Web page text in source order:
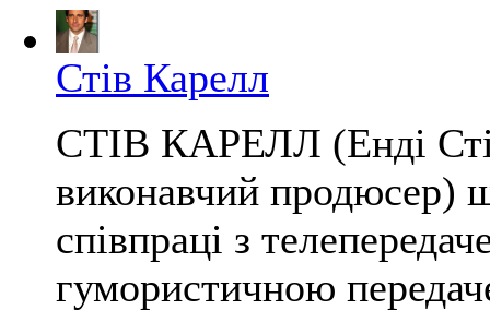
Стів Карелл
СТІВ КАРЕЛЛ (Енді
виконавчий продюсер)
співпраці з
гумористичною